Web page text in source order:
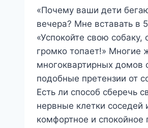
«Почему ваши дети
вечера? Мне вставать в
«Успокойте свою собаку,
громко топает!» Многие
многоквартирных домов
подобные претензии от
Есть ли способ сберечь
нервные клетки соседей
комфортное и спокойное